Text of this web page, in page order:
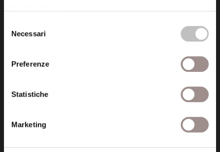
delNecessari
Preferenze
Statistiche
Marketing
fondazionecollegiosancarlo@legalmail.it